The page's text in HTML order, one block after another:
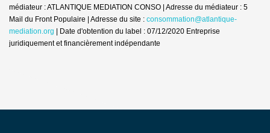
médiateur : ATLANTIQUE MEDIATION CONSO | Adresse du médiateur : 5
Mail du Front Populaire | Adresse du site : consommation@atlantique-
mediation.org | Date d'obtention du label : 07/12/2020 Entreprise
juridiquement et financièrement indépendante